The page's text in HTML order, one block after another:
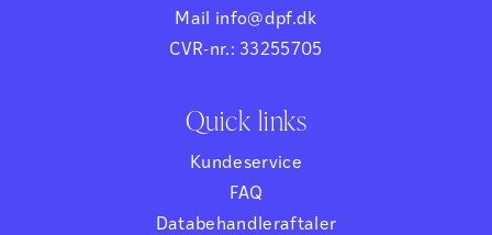
Mail info@dpf.dk
CVR-nr.: 33255705
Quick links
Kundeservice
FAQ
Databehandleraftaler